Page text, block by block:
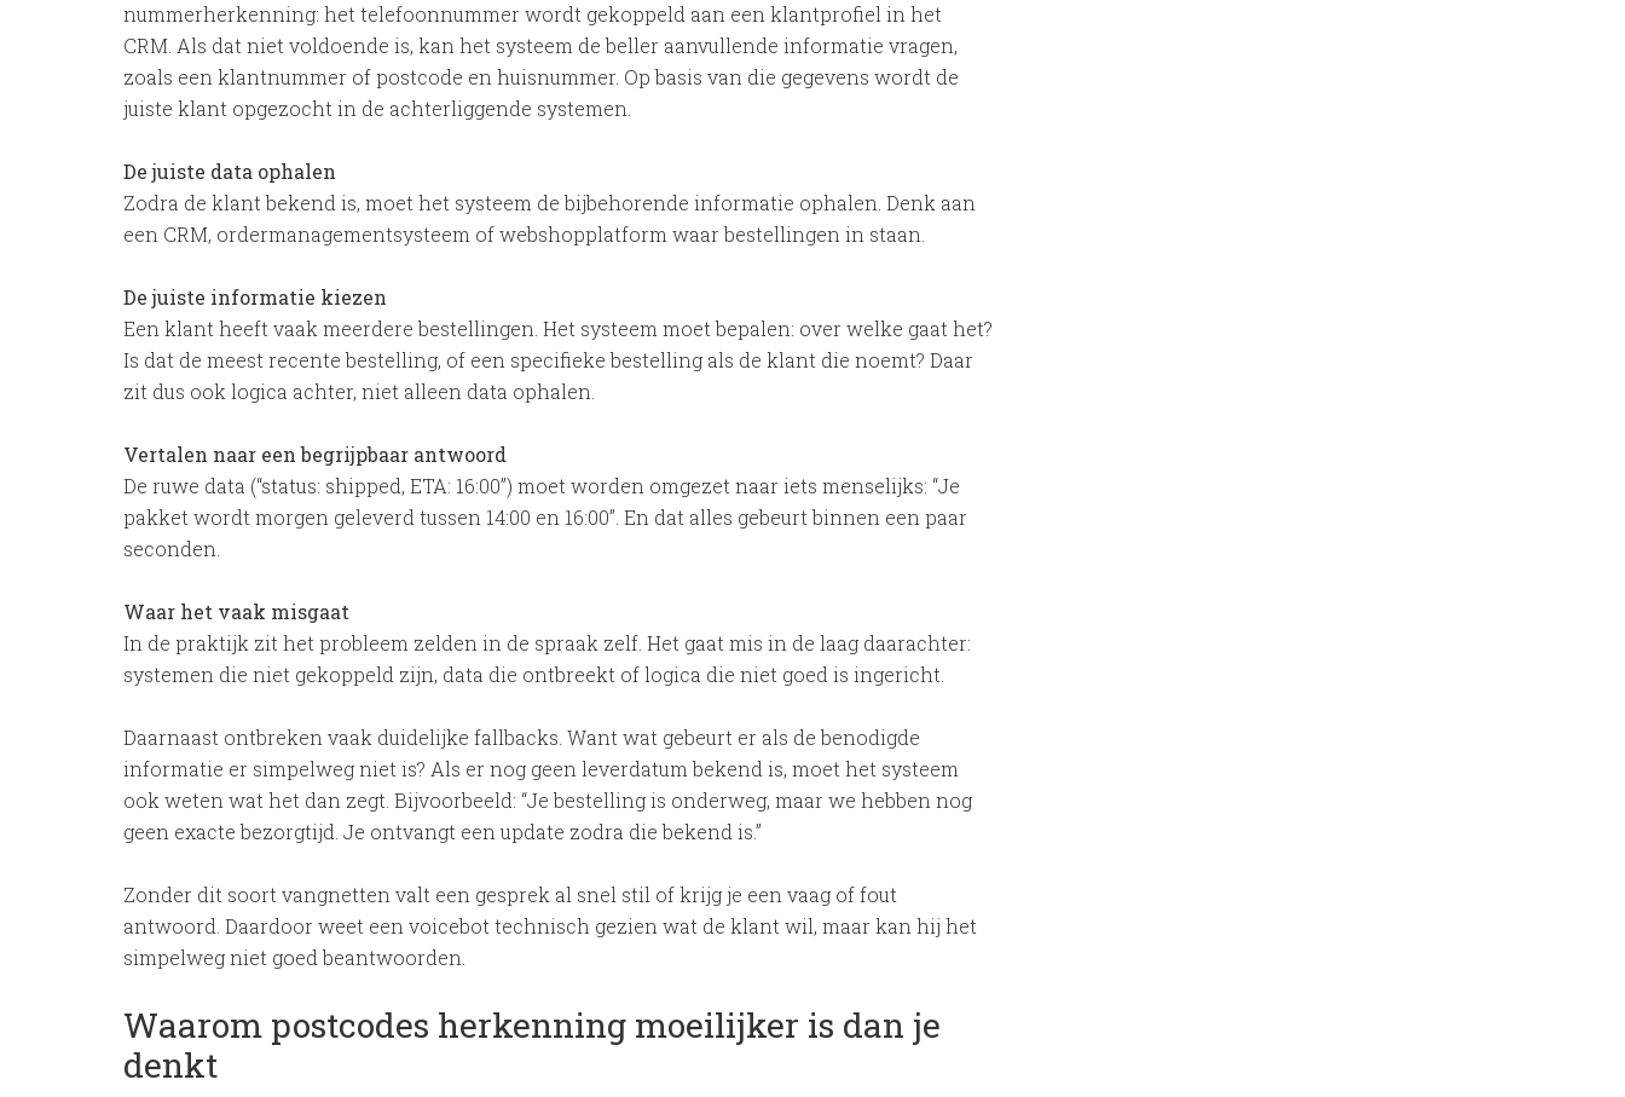
nummerherkenning: het telefoonnummer wordt gekoppeld aan een klantprofiel in het
CRM. Als dat niet voldoende is, kan het systeem de beller aanvullende informatie vragen,
zoals een klantnummer of postcode en huisnummer. Op basis van die gegevens wordt de
juiste klant opgezocht in de achterliggende systemen.
De juiste data ophalen
Zodra de klant bekend is, moet het systeem de bijbehorende informatie ophalen. Denk aan
een CRM, ordermanagementsysteem of webshopplatform waar bestellingen in staan.
De juiste informatie kiezen
Een klant heeft vaak meerdere bestellingen. Het systeem moet bepalen: over welke gaat het?
Is dat de meest recente bestelling, of een specifieke bestelling als de klant die noemt? Daar
zit dus ook logica achter, niet alleen data ophalen.
Vertalen naar een begrijpbaar antwoord
De ruwe data (“status: shipped, ETA: 16:00”) moet worden omgezet naar iets menselijks: “Je
pakket wordt morgen geleverd tussen 14:00 en 16:00”. En dat alles gebeurt binnen een paar
seconden.
Waar het vaak misgaat
In de praktijk zit het probleem zelden in de spraak zelf. Het gaat mis in de laag daarachter:
systemen die niet gekoppeld zijn, data die ontbreekt of logica die niet goed is ingericht.
Daarnaast ontbreken vaak duidelijke fallbacks. Want wat gebeurt er als de benodigde
informatie er simpelweg niet is? Als er nog geen leverdatum bekend is, moet het systeem
ook weten wat het dan zegt. Bijvoorbeeld: “Je bestelling is onderweg, maar we hebben nog
geen exacte bezorgtijd. Je ontvangt een update zodra die bekend is.”
Zonder dit soort vangnetten valt een gesprek al snel stil of krijg je een vaag of fout
antwoord. Daardoor weet een voicebot technisch gezien wat de klant wil, maar kan hij het
simpelweg niet goed beantwoorden.
Waarom postcodes herkenning moeilijker is dan je
denkt